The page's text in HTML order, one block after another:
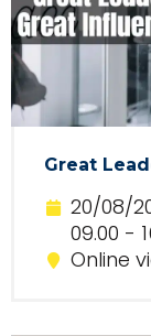
Great
20/08/
09.00 -
Online